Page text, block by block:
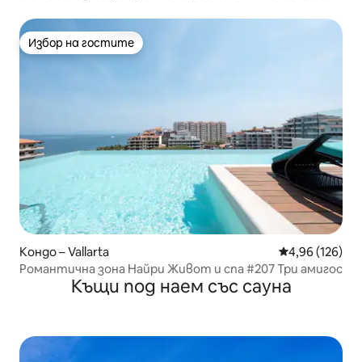
Избор на гостите
Избор на гостите
Кондо – Vallarta Средна
4,96 (126)
Романтична зона Найри Живот и спа #207 Три амигос
Къщи под наем със сауна